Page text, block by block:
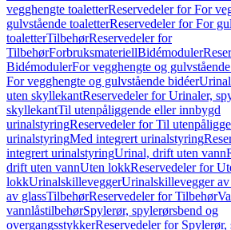
vegghengte toaletterReservedeler for For
gulvstående toaletterReservedeler for For
toaletterTilbehørReservedeler for
TilbehørForbruksmateriellBidémoduler
BidémodulerFor vegghengte og
For vegghengte og gulvstående bidéer
uten skyllekantReservedeler for Urinaler,
skyllekantTil utenpåliggende eller innbygd
urinalstyringReservedeler for Til
urinalstyringMed integrert urinalstyring
integrert urinalstyringUrinal, drift uten vann
drift uten vannUten lokkReservedeler for
lokkUrinalskilleveggerUrinalskillevegger av
av glassTilbehørReservedeler for Tilbehør
vannlåstilbehørSpylerør, spylerørsbend og
overgangsstykkerReservedeler for Spylerør,